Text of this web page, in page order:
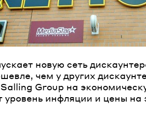
новую сеть
чем у других
Group на
уровень инфляции и цены на